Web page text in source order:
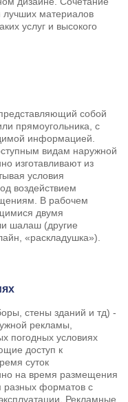
лучших материалов
услуг и высокого
собой
прямоугольника, с
информацией.
видам наружной
изготавливают из
условия
воздействием
В рабочем
двумя
шалаш (другие
«раскладушка»).
стены зданий и тд) -
рекламы,
погодных условиях
доступ к
суток
на время размещения
разных форматов с
Рекламные